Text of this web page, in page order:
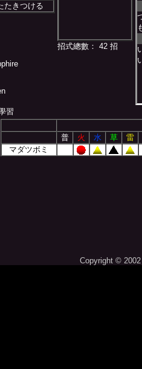
たきつける
習
招式總數： 42 招
普 火 水 草
雷
マダツボミ
Copyright ©